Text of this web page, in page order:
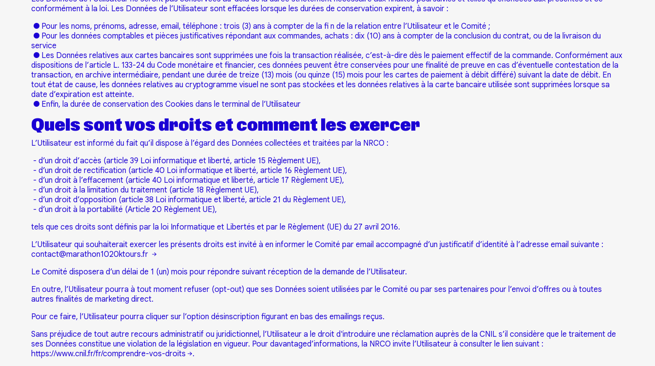
conformément à la loi. Les Données de l’Utilisateur sont effacées lorsque les durées de conservation expirent, à savoir :
● Pour les noms, prénoms, adresse, email, téléphone : trois (3) ans à compter de la fi n de la relation entre l’Utilisateur et le Comité ;
● Pour les données comptables et pièces justificatives répondant aux commandes, achats : dix (10) ans à compter de la conclusion du contrat, ou de la livraison du
service
● Les Données relatives aux cartes bancaires sont supprimées une fois la transaction réalisée, c’est-à-dire dès le paiement effectif de la commande. Conformément aux
dispositions de l’article L. 133-24 du Code monétaire et financier, ces données peuvent être conservées pour une finalité de preuve en cas d’éventuelle contestation de la
transaction, en archive intermédiaire, pendant une durée de treize (13) mois (ou quinze (15) mois pour les cartes de paiement à débit différé) suivant la date de débit. En
tout état de cause, les données relatives au cryptogramme visuel ne sont pas stockées et les données relatives à la carte bancaire utilisée sont supprimées lorsque sa
date d’expiration est atteinte.
● Enfin, la durée de conservation des Cookies dans le terminal de l’Utilisateur
Quels sont vos droits et comment les exercer
L’Utilisateur est informé du fait qu’il dispose à l’égard des Données collectées et traitées par la NRCO :
- d’un droit d’accès (article 39 Loi informatique et liberté, article 15 Règlement UE),
- d’un droit de rectification (article 40 Loi informatique et liberté, article 16 Règlement UE),
- d’un droit à l’effacement (article 40 Loi informatique et liberté, article 17 Règlement UE),
- d’un droit à la limitation du traitement (article 18 Règlement UE),
- d’un droit d’opposition (article 38 Loi informatique et liberté, article 21 du Règlement UE),
- d’un droit à la portabilité (Article 20 Règlement UE),
tels que ces droits sont définis par la loi Informatique et Libertés et par le Règlement (UE) du 27 avril 2016.
L’Utilisateur qui souhaiterait exercer les présents droits est invité à en informer le Comité par email accompagné d’un justificatif d’identité à l’adresse email suivante :
contact@marathon1020ktours.fr
Le Comité disposera d’un délai de 1 (un) mois pour répondre suivant réception de la demande de l’Utilisateur.
En outre, l’Utilisateur pourra à tout moment refuser (opt-out) que ses Données soient utilisées par le Comité ou par ses partenaires pour l’envoi d’offres ou à toutes
autres finalités de marketing direct.
Pour ce faire, l’Utilisateur pourra cliquer sur l’option désinscription figurant en bas des emailings reçus.
Sans préjudice de tout autre recours administratif ou juridictionnel, l’Utilisateur a le droit d'introduire une réclamation auprès de la CNIL s’il considère que le traitement de
ses Données constitue une violation de la législation en vigueur. Pour davantaged’informations, la NRCO invite l’Utilisateur à consulter le lien suivant :
https://www.cnil.fr/fr/comprendre-vos-droits
.